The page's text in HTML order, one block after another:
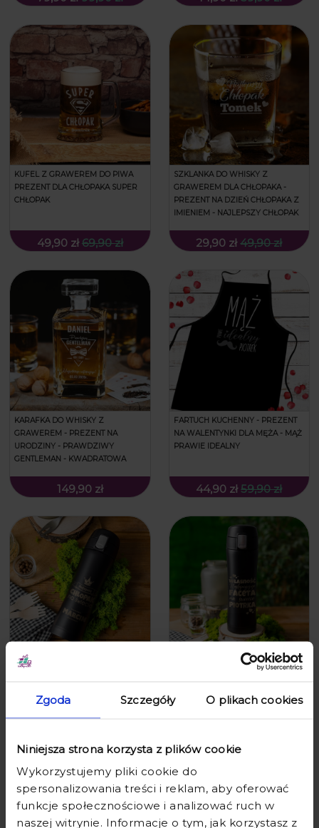
Zgoda Szczegóły O plikach cookies
Niniejsza strona korzysta z plików cookie
Wykorzystujemy pliki cookie do
spersonalizowania treści i reklam, aby oferować
funkcje społecznościowe i analizować ruch w
naszej witrynie. Informacje o tym, jak korzystasz z
KUFEL Z GRAWEREM DO PIWA
PREZENT DLA CHŁOPAKA SUPER
CHŁOPAK
49,90 zł 69,90 zł
SZKLANKA DO WHISKY Z
GRAWEREM DLA CHŁOPAKA -
PREZENT NA DZIEŃ CHŁOPAKA Z
IMIENIEM - NAJLEPSZY CHŁOPAK
29,90 zł 49,90 zł
KARAFKA DO WHISKY Z
GRAWEREM - PREZENT NA
URODZINY - PRAWDZIWY
GENTLEMAN - KWADRATOWA
149,90 zł
FARTUCH KUCHENNY - PREZENT
NA WALENTYNKI DLA MĘŻA - MĄŻ
PRAWIE IDEALNY
44,90 zł 59,90 zł
KUBEK TERMICZNY Z GRAWEREM
CHŁOPAK NA ŚWIECIE -
ZAMYKANY
KUBEK TERMICZNY Z GRAWEREM
NAJFAJNIEJSZEGO FACETA -